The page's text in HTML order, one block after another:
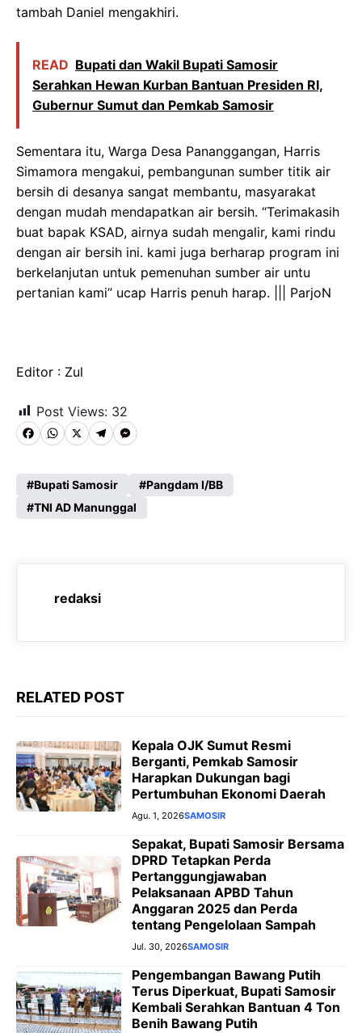
tambah Daniel mengakhiri.
READ Bupati dan Wakil Bupati Samosir
Serahkan Hewan Kurban Bantuan Presiden RI,
Gubernur Sumut dan Pemkab Samosir
Sementara itu, Warga Desa Pananggangan, Harris
Simamora mengakui, pembangunan sumber titik air
bersih di desanya sangat membantu, masyarakat
dengan mudah mendapatkan air bersih. “Terimakasih
buat bapak KSAD, airnya sudah mengalir, kami rindu
dengan air bersih ini. kami juga berharap program ini
berkelanjutan untuk pemenuhan sumber air untu
pertanian kami” ucap Harris penuh harap. ||| ParjoN
Editor : Zul
Post Views: 32
F
c
e
o
W
a
t
A
p
X T
l
e
r
a
M
s
s
n
r
Bupati Samosir
Pangdam I/BB
TNI AD Manunggal
redaksi
RELATED POST
Kepala OJK Sumut Resmi
Berganti, Pemkab Samosir
Harapkan Dukungan bagi
Pertumbuhan Ekonomi Daerah
Agu. 1, 2026SAMOSIR
Sepakat, Bupati Samosir Bersama
DPRD Tetapkan Perda
Pertanggungjawaban
Pelaksanaan APBD Tahun
Anggaran 2025 dan Perda
tentang Pengelolaan Sampah
Jul. 30, 2026SAMOSIR
Pengembangan Bawang Putih
Terus Diperkuat, Bupati Samosir
Kembali Serahkan Bantuan 4 Ton
Benih Bawang Putih